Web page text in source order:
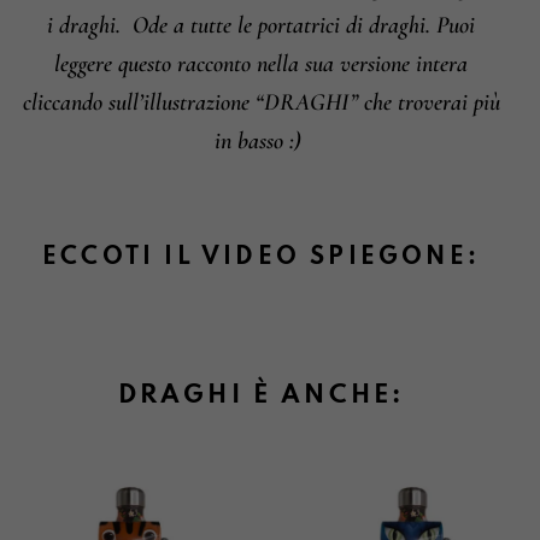
i draghi. Ode a tutte le portatrici di draghi. Puoi
leggere questo racconto nella sua versione intera
cliccando sull’illustrazione “DRAGHI” che troverai più
in basso :)
ECCOTI IL VIDEO SPIEGONE:
DRAGHI È ANCHE: